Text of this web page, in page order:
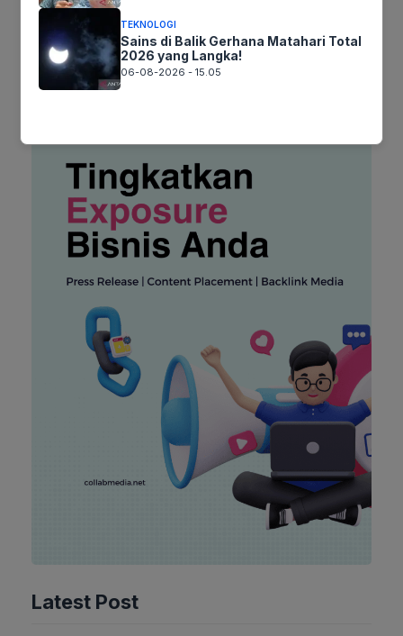
Latest Post
TEKNOLOGI
Sains di Balik Gerhana Matahari Total
2026 yang Langka!
06-08-2026 - 15.05